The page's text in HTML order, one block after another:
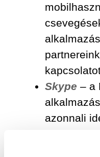
Skype – a
azonnali